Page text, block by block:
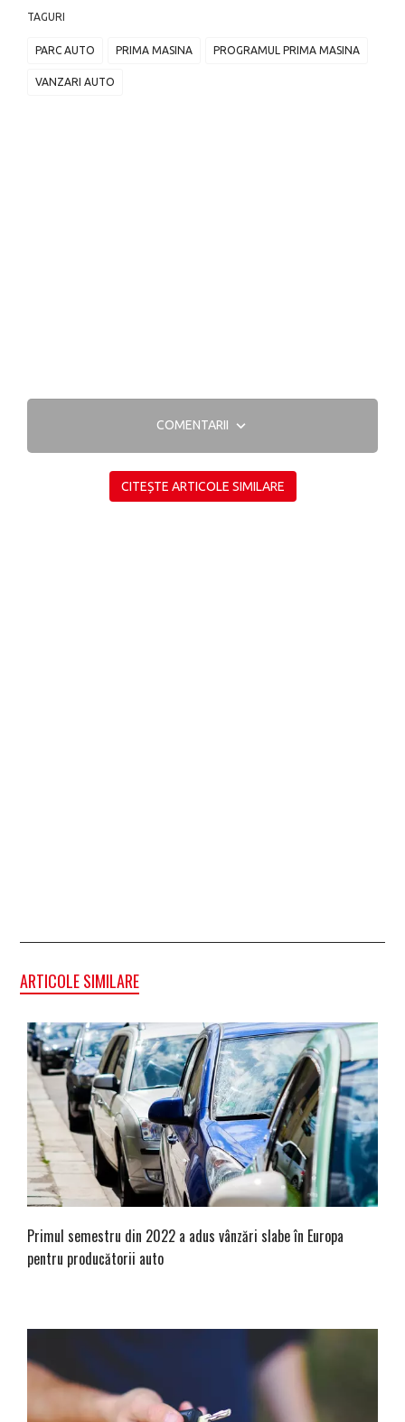
TAGURI
PARC AUTO PRIMA MASINA PROGRAMUL PRIMA MASINA
VANZARI AUTO
COMENTARII
CITEȘTE ARTICOLE SIMILARE
ARTICOLE SIMILARE
Primul semestru din 2022 a adus vânzări slabe în Europa
pentru producătorii auto